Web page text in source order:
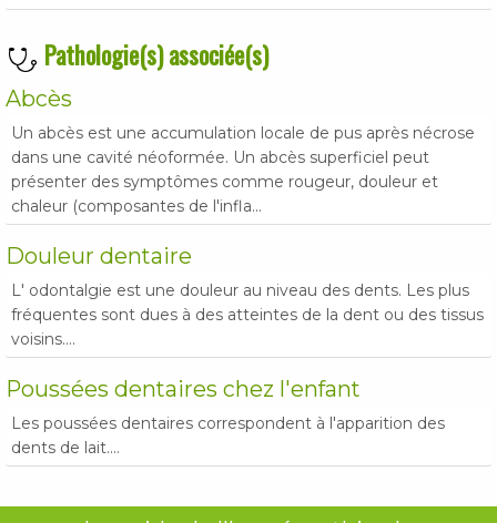
Pathologie(s) associée(s)
Abcès
Un abcès est une accumulation locale de pus après nécrose
dans une cavité néoformée. Un abcès superficiel peut
présenter des symptômes comme rougeur, douleur et
chaleur (composantes de l'infla...
Douleur dentaire
L' odontalgie est une douleur au niveau des dents. Les plus
fréquentes sont dues à des atteintes de la dent ou des tissus
voisins....
Poussées dentaires chez l'enfant
Les poussées dentaires correspondent à l'apparition des
dents de lait....